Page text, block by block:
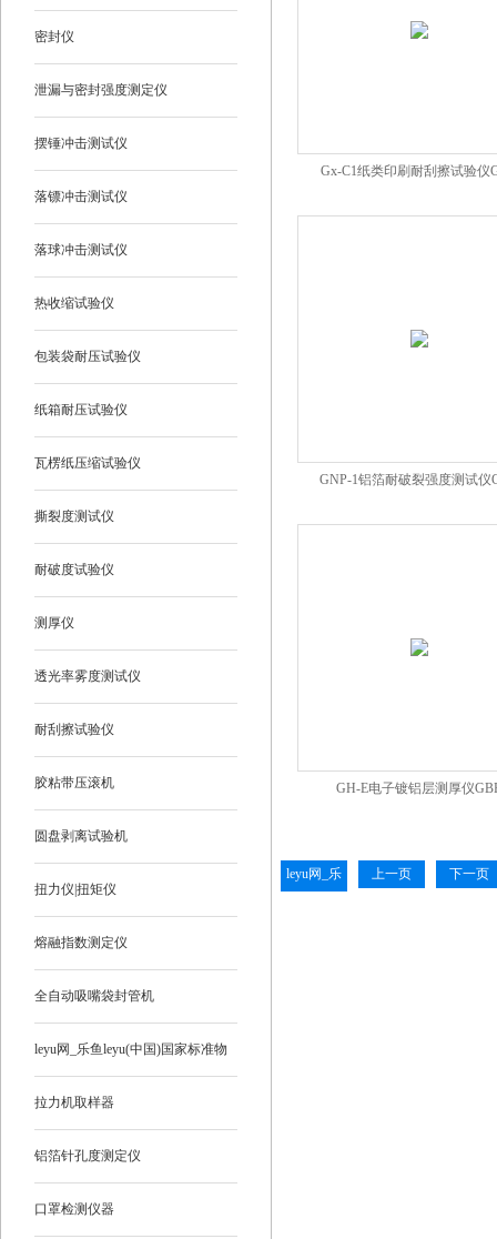
密封仪
泄漏与密封强度测定仪
摆锤冲击测试仪
落镖冲击测试仪
落球冲击测试仪
热收缩试验仪
包装袋耐压试验仪
纸箱耐压试验仪
瓦楞纸压缩试验仪
撕裂度测试仪
耐破度试验仪
测厚仪
透光率雾度测试仪
耐刮擦试验仪
胶粘带压滚机
圆盘剥离试验机
扭力仪|扭矩仪
熔融指数测定仪
全自动吸嘴袋封管机
leyu网_乐鱼leyu(中国)国家标准物
质
拉力机取样器
铝箔针孔度测定仪
口罩检测仪器
Gx-C1纸类印刷耐刮擦试验仪
GNP-1铝箔耐破裂强度测试仪
GH-E电子镀铝层测厚仪
leyu网_乐
上一页 下一页